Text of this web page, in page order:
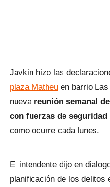
Javkin hizo las
plaza Matheu en barrio
nueva reunión semanal
con fuerzas de seguridad
como ocurre cada lunes.
El intendente dijo en
planificación de los delitos